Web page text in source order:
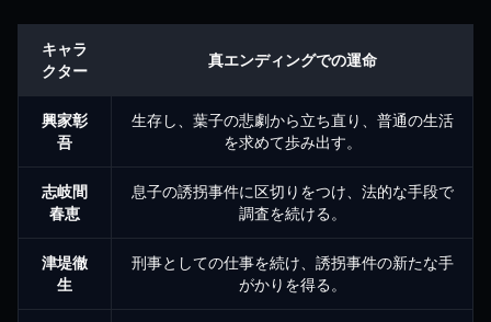
キャラ
クター
真エンディングでの運命
興家彰
吾
生存し、葉子の悲劇から立ち直り、普通の生活
を求めて歩み出す。
志岐間
春恵
息子の誘拐事件に区切りをつけ、法的な手段で
調査を続ける。
津堤徹
生
刑事としての仕事を続け、誘拐事件の新たな手
がかりを得る。